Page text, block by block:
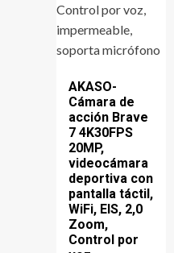
AKASO-
Cámara de
acción Brave
7 4K30FPS
20MP,
videocámara
deportiva con
pantalla táctil,
WiFi, EIS, 2,0
Zoom,
Control por